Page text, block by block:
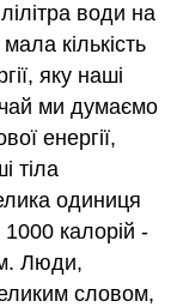
води на
кількість
яку наші
ми думаємо
енергії,
тіла
одиниця
1000 калорій -
Люди,
словом,